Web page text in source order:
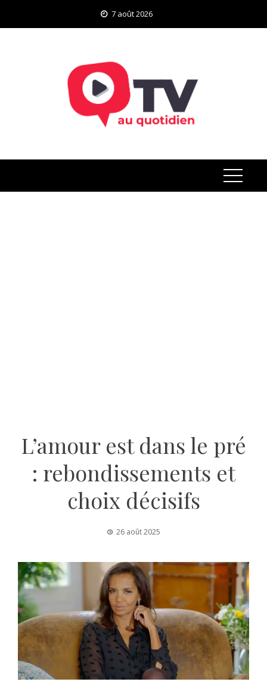
7 août 2026
L’amour est dans le pré
: rebondissements et
choix décisifs
26 août 2025